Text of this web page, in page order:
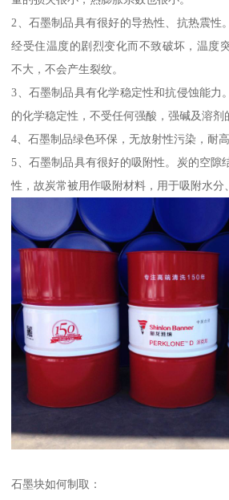
2、石墨制品具有很好的导热性、抗热震性
经受住温度的剧烈变化而不致破坏，温度
不大，不会产生裂纹。
3、石墨制品具有化学稳定性和抗侵蚀能力
的化学稳定性，不受任何强酸，强碱及溶剂
4、石墨制品绿色环保，无放射性污染，耐高
5、石墨制品具有很好的吸附性。炭的空隙
性，故炭常被用作吸附材料，用于吸附水分
石墨块如何制取：